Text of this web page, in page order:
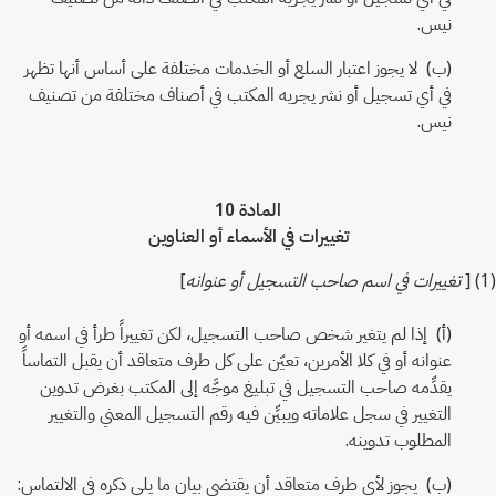
نيس.
(ب) لا يجوز اعتبار السلع أو الخدمات مختلفة على أساس أنها تظهر
في أي تسجيل أو نشر يجريه المكتب في أصناف مختلفة من تصنيف
نيس.
المادة 10
تغييرات في الأسماء أو العناوين
(1) [
تغييرات في اسم صاحب التسجيل أو عنوانه]
(أ) إذا لم يتغير شخص صاحب التسجيل، لكن تغييراً طرأ في اسمه أو
عنوانه أو في كلا الأمرين، تعيّن على كل طرف متعاقد أن يقبل التماساً
يقدِّمه صاحب التسجيل في تبليغ موجَّه إلى المكتب بغرض تدوين
التغيير في سجل علاماته ويبيِّن فيه رقم التسجيل المعني والتغيير
المطلوب تدوينه.
(ب) يجوز لأي طرف متعاقد أن يقتضي بيان ما يلي ذكره في الالتماس: